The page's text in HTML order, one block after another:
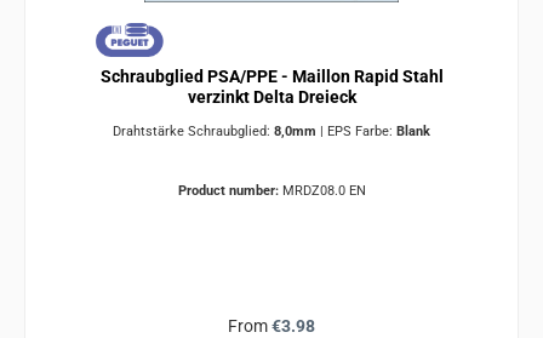
Schraubglied PSA/PPE - Maillon Rapid Stahl
verzinkt Delta Dreieck
Drahtstärke Schraubglied: 8,0mm | EPS Farbe: Blank
Product number: MRDZ08.0 EN
Regular price:
From€3.98